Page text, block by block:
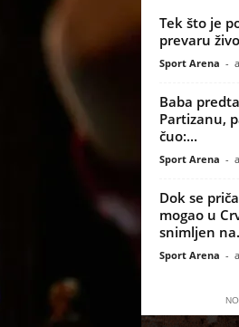
Tek što je
prevaru
Sport Arena -
Baba
Partizanu,
čuo:...
Sport Arena -
Dok se
mogao u
snimljen
Sport Arena -